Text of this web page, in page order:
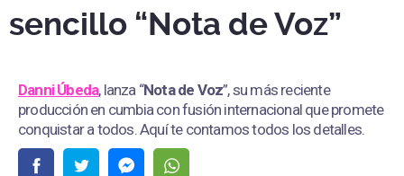
sencillo “Nota de Voz”
Danni Úbeda, lanza “Nota de Voz”, su más reciente
producción en cumbia con fusión internacional que promete
conquistar a todos. Aquí te contamos todos los detalles.